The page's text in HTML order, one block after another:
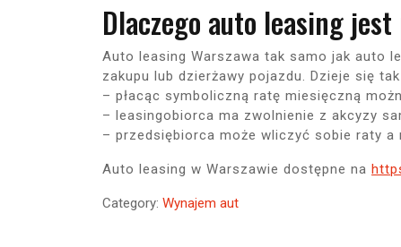
Dlaczego auto leasing
Auto leasing Warszawa tak samo jak auto
zakupu lub dzierżawy pojazdu. Dzieje się
– płacąc symboliczną ratę miesięczną
– leasingobiorca ma zwolnienie z akcyzy
– przedsiębiorca może wliczyć sobie raty
Auto leasing w Warszawie dostępne na
Category: Wynajem aut